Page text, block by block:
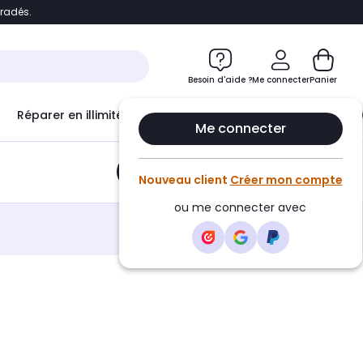
Accéder directement au chatbot
Besoin d'aide ?Me connecter
Me connecter
Nouveau client Créer mon compte
ou me connecter avec
Panier
Réparer en illimité avec Le Club Infinity
Ajouter au panier